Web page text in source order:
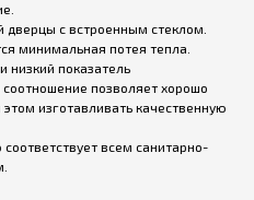
с встроенным стеклом.
минимальная потея тепла.
низкий показатель
позволяет хорошо
изготавливать качественную
всем санитарно-